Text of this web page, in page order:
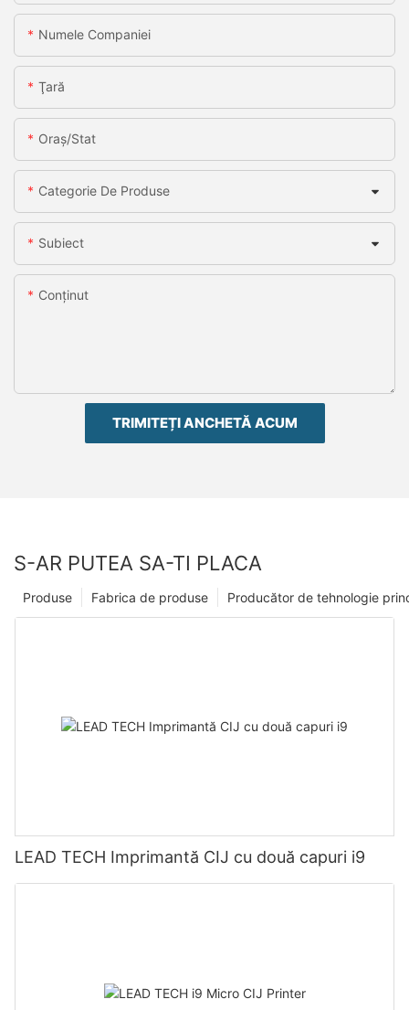
Numele Companiei
Ţară
Oraș/stat
Categorie De Produse
Subiect
Conţinut
TRIMITEȚI ANCHETĂ ACUM
S-AR PUTEA SA-TI PLACA
Producător de tehnologie
Fabrica de produse
Produse
LEAD TECH Imprimantă CIJ cu două capuri i9